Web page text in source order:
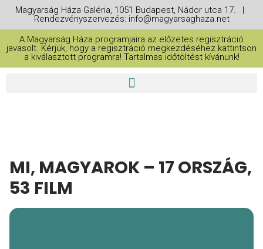
Magyarság Háza Galéria, 1051 Budapest, Nádor utca 17. |
Rendezvényszervezés: info@magyarsaghaza.net
A Magyarság Háza programjaira az előzetes regisztráció
javasolt. Kérjük, hogy a regisztráció megkezdéséhez kattintson
a kiválasztott programra! Tartalmas időtöltést kívánunk!
MI, MAGYAROK – 17 ORSZÁG,
53 FILM